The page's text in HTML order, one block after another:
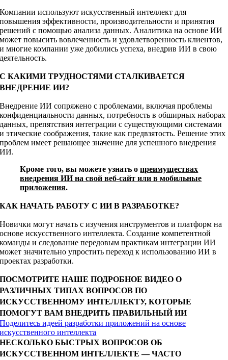
Компании используют искусственный интеллект для
повышения эффективности, производительности и принятия
решений с помощью анализа данных. Аналитика на основе ИИ
может повысить вовлеченность и удовлетворенность клиентов,
и многие компании уже добились успеха, внедрив ИИ в свою
деятельность.
С КАКИМИ ТРУДНОСТЯМИ СТАЛКИВАЕТСЯ
ВНЕДРЕНИЕ ИИ?
Внедрение ИИ сопряжено с проблемами, включая проблемы
конфиденциальности данных, потребность в обширных наборах
данных, препятствия интеграции с существующими системами
и этические соображения, такие как предвзятость. Решение этих
проблем имеет решающее значение для успешного внедрения
ИИ.
Кроме того, вы можете узнать опреимуществах
внедрения ИИ на свой веб-сайт или в мобильные
приложения.
КАК НАЧАТЬ РАБОТУ С ИИ В РАЗРАБОТКЕ?
Новички могут начать с изучения инструментов и платформ на
основе искусственного интеллекта. Создание компетентной
команды и следование передовым практикам интеграции ИИ
может значительно упростить переход к использованию ИИ в
проектах разработки.
ПОСМОТРИТЕ НАШЕ ПОДРОБНОЕ ВИДЕО О
РАЗЛИЧНЫХ ТИПАХ ВОПРОСОВ ПО
ИСКУССТВЕННОМУ ИНТЕЛЛЕКТУ, КОТОРЫЕ
ПОМОГУТ ВАМ ВНЕДРИТЬ ПРАВИЛЬНЫЙ ИИ
Поделитесь идеей разработки приложений на основе
искусственного интеллекта
НЕСКОЛЬКО БЫСТРЫХ ВОПРОСОВ ОБ
ИСКУССТВЕННОМ ИНТЕЛЛЕКТЕ — ЧАСТО